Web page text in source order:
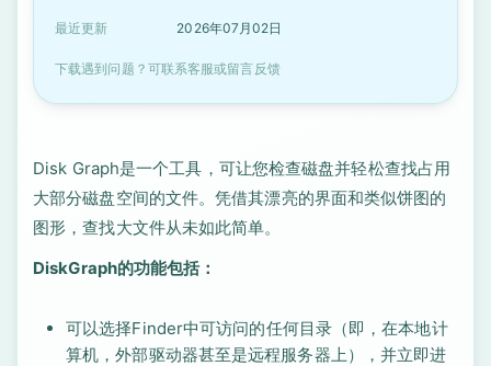
最近更新 2026年07月02日
下载遇到问题？可联系客服或留言反馈
Disk Graph是一个工具，可让您检查磁盘并轻松查找占用
大部分磁盘空间的文件。凭借其漂亮的界面和类似饼图的
图形，查找大文件从未如此简单。
DiskGraph的功能包括：
可以选择Finder中可访问的任何目录（即，在本地计
算机，外部驱动器甚至是远程服务器上），并立即进